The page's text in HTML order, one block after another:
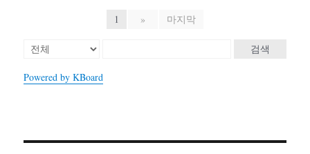
1 » 마지막
검색
Powered by KBoard